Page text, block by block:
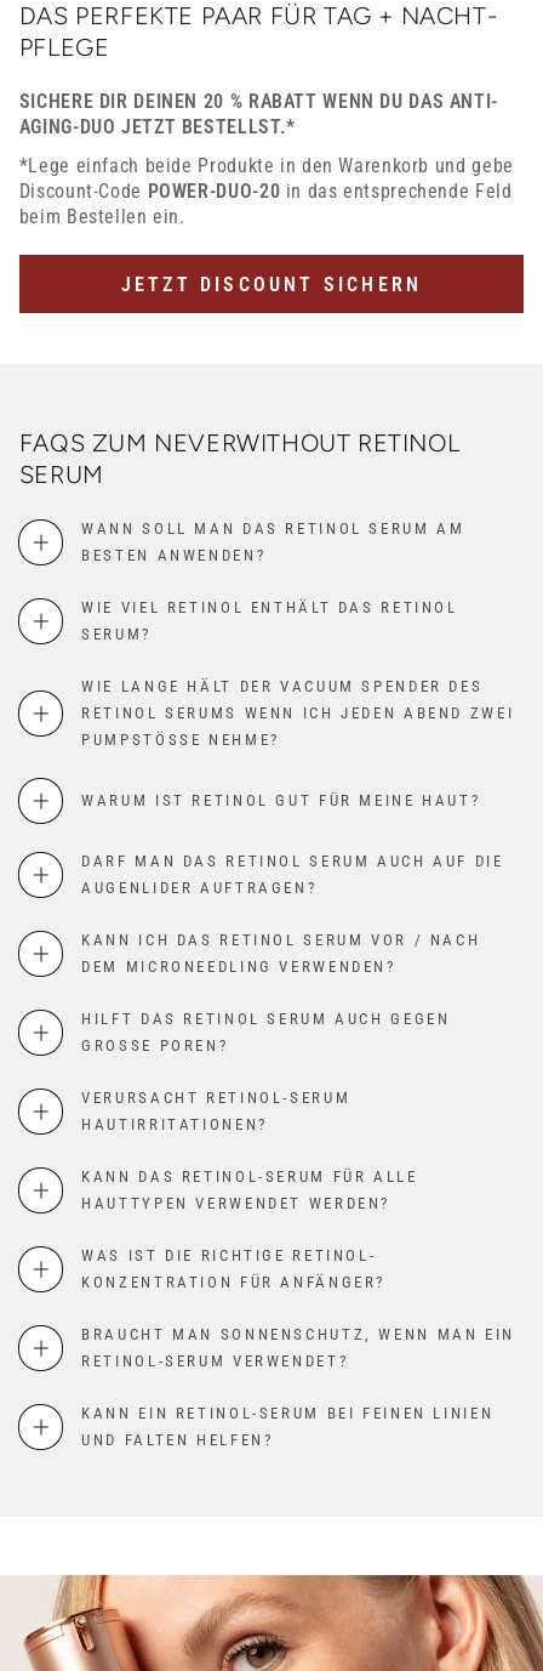
DAS PERFEKTE PAAR FÜR TAG + NACHT-
PFLEGE
SICHERE DIR DEINEN 20 % RABATT WENN DU DAS ANTI-
AGING-DUO JETZT BESTELLST.*
*Lege einfach beide Produkte in den Warenkorb und gebe
Discount-Code POWER-DUO-20 in das entsprechende Feld
beim Bestellen ein.
JETZT DISCOUNT SICHERN
FAQS ZUM NEVERWITHOUT RETINOL
SERUM
WANN SOLL MAN DAS RETINOL SERUM AM
BESTEN ANWENDEN?
WIE VIEL RETINOL ENTHÄLT DAS RETINOL
SERUM?
WIE LANGE HÄLT DER VACUUM SPENDER DES
RETINOL SERUMS WENN ICH JEDEN ABEND ZWEI
PUMPSTÖSSE NEHME?
WARUM IST RETINOL GUT FÜR MEINE HAUT?
DARF MAN DAS RETINOL SERUM AUCH AUF DIE
AUGENLIDER AUFTRAGEN?
KANN ICH DAS RETINOL SERUM VOR / NACH
DEM MICRONEEDLING VERWENDEN?
HILFT DAS RETINOL SERUM AUCH GEGEN
GROSSE POREN?
VERURSACHT RETINOL-SERUM
HAUTIRRITATIONEN?
KANN DAS RETINOL-SERUM FÜR ALLE
HAUTTYPEN VERWENDET WERDEN?
WAS IST DIE RICHTIGE RETINOL-
KONZENTRATION FÜR ANFÄNGER?
BRAUCHT MAN SONNENSCHUTZ, WENN MAN EIN
RETINOL-SERUM VERWENDET?
KANN EIN RETINOL-SERUM BEI FEINEN LINIEN
UND FALTEN HELFEN?